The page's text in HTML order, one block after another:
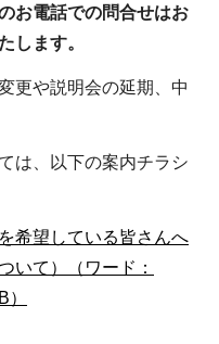
お電話での問合せはお
します。
更や説明会の延期、中
は、以下の案内チラシ
希望している皆さんへ
いて）（ワード：